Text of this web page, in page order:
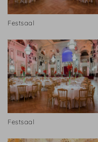
Festsaal
Festsaal